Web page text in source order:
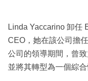
區
Linda Yaccarino 卸任
CEO，她在該公司擔
公司的領導期間，曾
並將其轉型為一個綜合